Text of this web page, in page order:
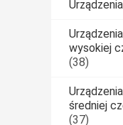
wysokiej
(38)
średniej
(37)